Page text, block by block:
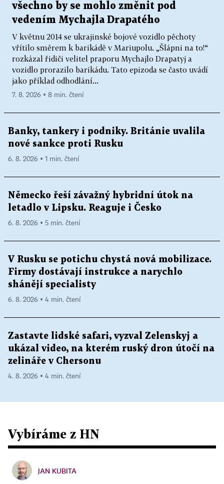
všechno by se mohlo změnit pod
vedením Mychajla Drapatého
V květnu 2014 se ukrajinské bojové vozidlo pěchoty
vřítilo směrem k barikádě v Mariupolu. „Šlápni na to!“
rozkázal řidiči velitel praporu Mychajlo Drapatyj a
vozidlo prorazilo barikádu. Tato epizoda se často uvádí
jako příklad odhodlání...
7. 8. 2026 ▪ 8 min. čtení
Banky, tankery i podniky. Británie uvalila
nové sankce proti Rusku
6. 8. 2026 ▪ 1 min. čtení
Německo řeší závažný hybridní útok na
letadlo v Lipsku. Reaguje i Česko
6. 8. 2026 ▪ 5 min. čtení
V Rusku se potichu chystá nová mobilizace.
Firmy dostávají instrukce a narychlo
shánějí specialisty
6. 8. 2026 ▪ 4 min. čtení
Zastavte lidské safari, vyzval Zelenskyj a
ukázal video, na kterém ruský dron útočí na
zelináře v Chersonu
4. 8. 2026 ▪ 4 min. čtení
Vybíráme z HN
JAN KUBITA